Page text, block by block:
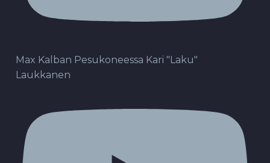
Max Kalban Pesukoneessa Kari "Laku"
Laukkanen